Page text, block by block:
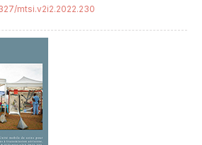
mtsi.v2i2.2022.230